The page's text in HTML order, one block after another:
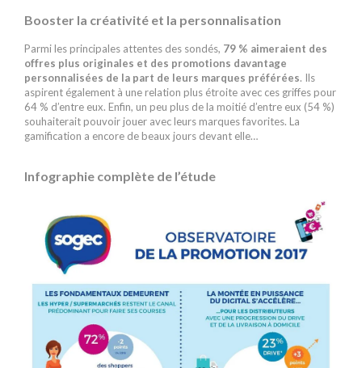
Booster la créativité et la personnalisation
Parmi les principales attentes des sondés, 79 % aimeraient des
offres plus originales et des promotions davantage
personnalisées de la part de leurs marques préférées. Ils
aspirent également à une relation plus étroite avec ces griffes pour
64 % d’entre eux. Enfin, un peu plus de la moitié d’entre eux (54 %)
souhaiterait pouvoir jouer avec leurs marques favorites. La
gamification a encore de beaux jours devant elle…
Infographie complète de l’étude